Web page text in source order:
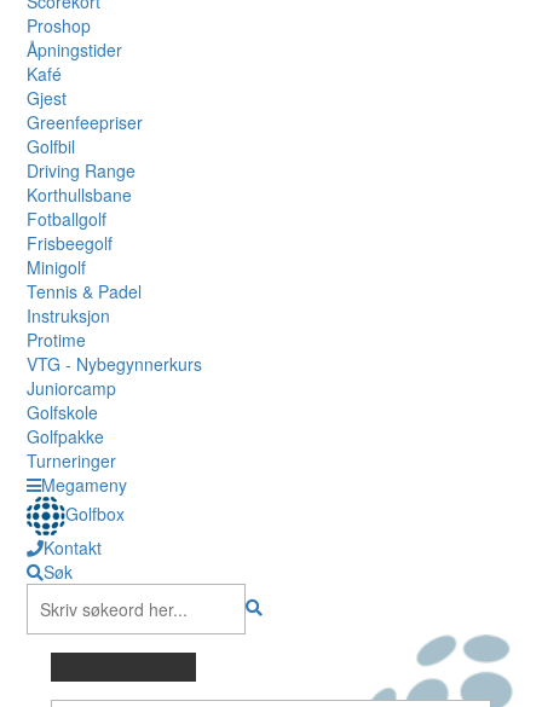
Proshop
Åpningstider
Kafé
Gjest
Greenfeepriser
Golfbil
Driving Range
Korthullsbane
Fotballgolf
Frisbeegolf
Minigolf
Tennis & Padel
Instruksjon
Protime
VTG - Nybegynnerkurs
Juniorcamp
Golfskole
Golfpakke
Turneringer
Megameny
Golfbox
Kontakt
Søk